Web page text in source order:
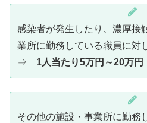
感染者が発生したり、濃厚接
業所に勤務している職員に対
⇒ 1人当たり5万円～20万円
その他の施設・事業所に勤務